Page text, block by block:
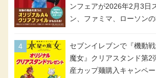
ンフェアが2026年2月3日
ン、ファミマ、ローソン
セブンイレブンで『機動
魔女』クリアスタンド第2
産カップ麺購入キャンペ